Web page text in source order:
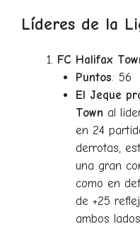
Líderes de la
FC Halifax
Puntos: 56
El Jeque
Town al
en 24
derrotas,
una gran
como en
de +25
ambos